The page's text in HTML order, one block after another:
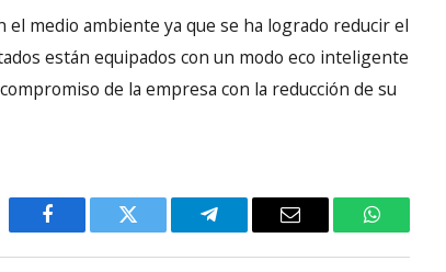
medio ambiente ya que se ha logrado reducir el
están equipados con un modo eco inteligente
de la empresa con la reducción de su
Facebook Twitter Telegram Email WhatsApp